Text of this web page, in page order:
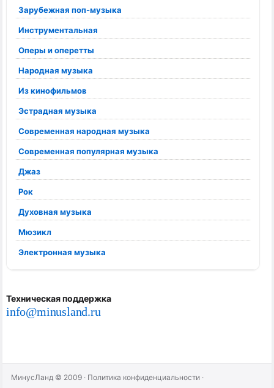
Зарубежная поп-музыка
Инструментальная
Оперы и оперетты
Народная музыка
Из кинофильмов
Эстрадная музыка
Современная народная музыка
Современная популярная музыка
Джаз
Рок
Духовная музыка
Мюзикл
Электронная музыка
Техническая поддержка
info@minusland.ru
МинусЛанд © 2009 · Политика конфиденциальности ·